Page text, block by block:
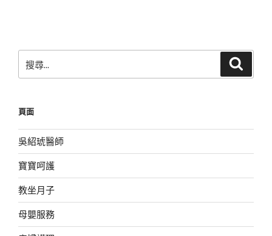
尋
字:
頁面
吳紹琥醫師
寶寶呵護
教坐月子
母嬰服務